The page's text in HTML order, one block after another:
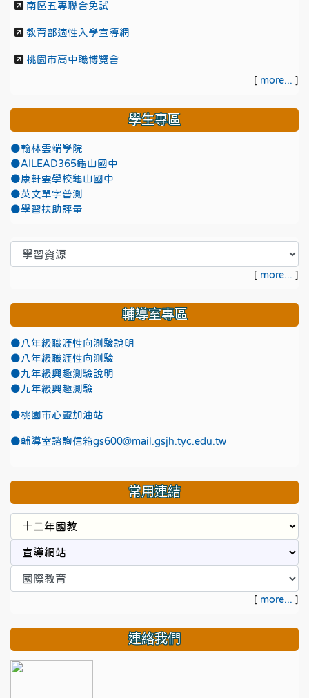
南區五專聯合免試
教育部適性入學宣導網
桃園市高中職博覽會
[ more... ]
學生專區
●翰林雲端學院
●AILEAD365龜山國中
●康軒雲學校龜山國中
●英文單字普測
●學習扶助評量
[ more... ]
輔導室專區
●八年級職涯性向測驗說明
●八年級職涯性向測驗
●九年級興趣測驗說明
●九年級興趣測驗
●桃園市心靈加油站
●輔導室諮詢信箱gs600@mail.gsjh.tyc.edu.tw
常用連結
[ more... ]
連絡我們